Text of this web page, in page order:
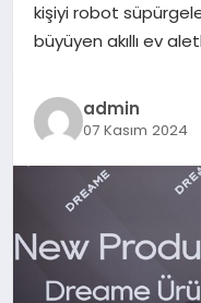
kişiyi robot
büyüyen akıllı ev
admin
07 Kasım 2024